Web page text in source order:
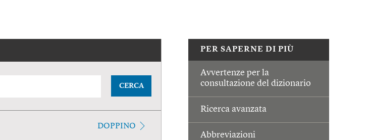
PER SAPERNE DI PIÙ
Avvertenze per la
consultazione del dizionario
Ricerca avanzata
Abbreviazioni
CERCA
DOPPINO